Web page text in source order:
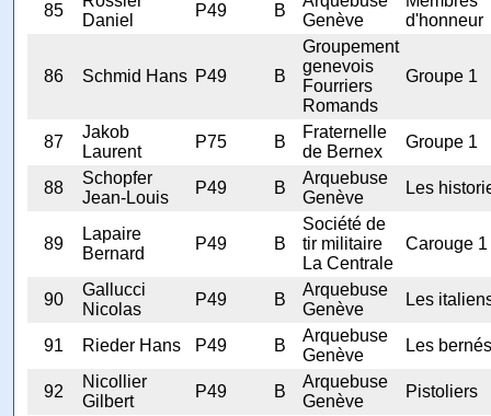
85
Daniel
P49 B
Genève
d'honneur
86 Schmid Hans P49 B
Groupement
genevois
Fourriers
Romands
Groupe 1
87
Jakob
Laurent
P75 B
Fraternelle
de Bernex
Groupe 1
88
Schopfer
Jean-Louis
P49 B
Arquebuse
Genève
Les
89
Lapaire
Bernard
P49 B
Société de
tir militaire
La Centrale
Carouge 1
90
Gallucci
Nicolas
P49 B
Arquebuse
Genève
Les
91 Rieder Hans P49 B
Arquebuse
Genève
Les
92
Nicollier
Gilbert
P49 B
Arquebuse
Genève
Pistoliers